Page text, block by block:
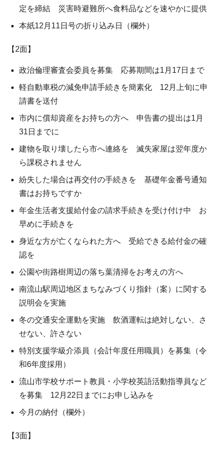
定を締結 災害時避難所へ食料品などを速やかに提供
本紙12月11日号の折り込み日（欄外）
【2面】
政治倫理審査会委員を募集 応募期間は1月17日まで
軽自動車税の減免申請手続きを簡素化 12月上旬に申
請書を送付
市内に償却資産をお持ちの方へ 申告書の提出は1月
31日までに
建物を取り壊したら市へ連絡を 滅失家屋は翌年度か
ら課税されません
紛失した場合は再交付の手続きを 基礎年金番号通知
書はお持ちですか
年金生活者支援給付金の請求手続きを受け付け中 お
早めに手続きを
身近な方が亡くなられた方へ 受給できる給付金の確
認を
公園や街路樹周辺の落ち葉清掃をお考えの方へ
南流山駅周辺地区まちなみづくり指針（案）に関する
説明会を実施
冬の交通安全運動を実施 飲酒運転は絶対しない、さ
せない、許さない
特別支援学級介添員（会計年度任用職員）を募集（令
和6年度採用）
流山市学校サポート教員・小学校英語活動指導員など
を募集 12月22日までにお申し込みを
今月の納付（欄外）
【3面】